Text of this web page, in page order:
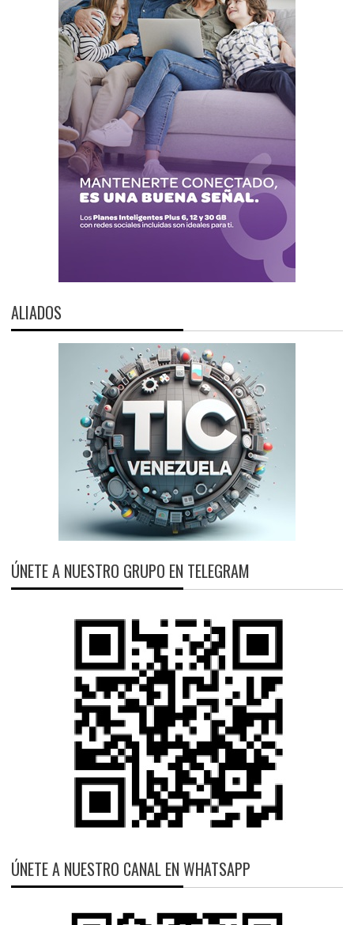
ALIADOS
ÚNETE A NUESTRO GRUPO EN TELEGRAM
ÚNETE A NUESTRO CANAL EN WHATSAPP